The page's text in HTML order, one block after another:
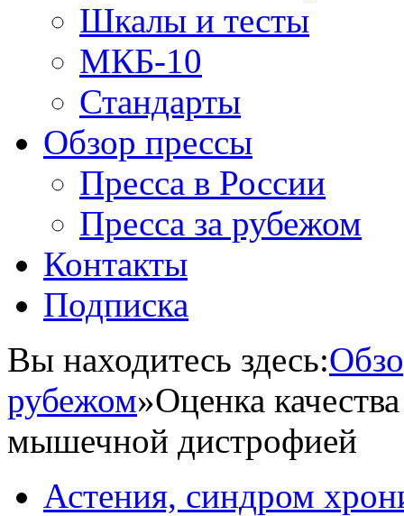
Шкалы и тесты
МКБ-10
Стандарты
Обзор прессы
Пресса в России
Пресса за рубежом
Контакты
Подписка
Вы находитесь здесь:
рубежом»Оценка
мышечной дистрофией
Астения, синдром